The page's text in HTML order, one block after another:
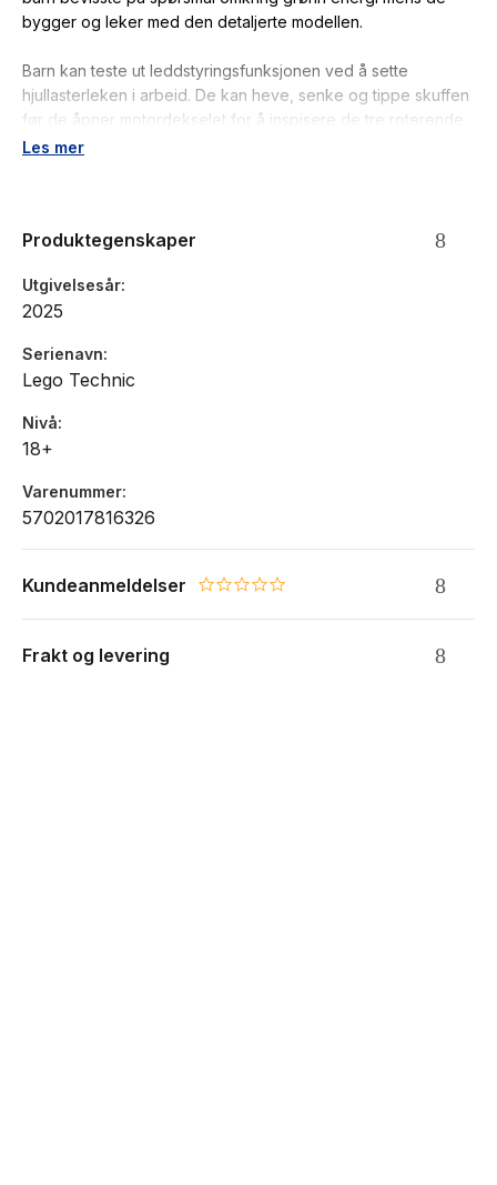
bygger og leker med den detaljerte modellen.
Barn kan teste ut leddstyringsfunksjonen ved å sette
hjullasterleken i arbeid. De kan heve, senke og tippe skuffen
før de åpner motordekselet for å inspisere de tre roterende
tannhjulene. Modellen er ikke motorisert, så barn kan bruke
bred.
Antall deler: 973
Alder: fra 9 år
Les mer
Produktegenskaper
Utgivelsesår
2025
Serienavn
Lego Technic
Nivå
18+
Varenummer
5702017816326
Kundeanmeldelser 0.0 star rating
Frakt og levering